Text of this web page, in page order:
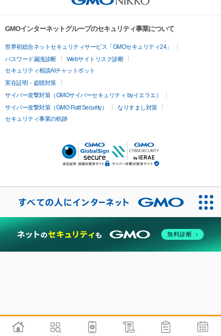
GMOインターネットグループのセキュリティ事業について
世界初総合ネットセキュリティサービス「GMOセキュリティ24」
パスワード漏洩診断
Webサイトリスク診断
セキュリティ相談AIチャットボット
実在証明・盗聴対策
サイバー攻撃対策（GMOサイバーセキュリティ byイエラエ）
サイバー攻撃対策（GMO Flatt Security）
なりすまし対策
セキュリティ事業の軌跡
無料診断